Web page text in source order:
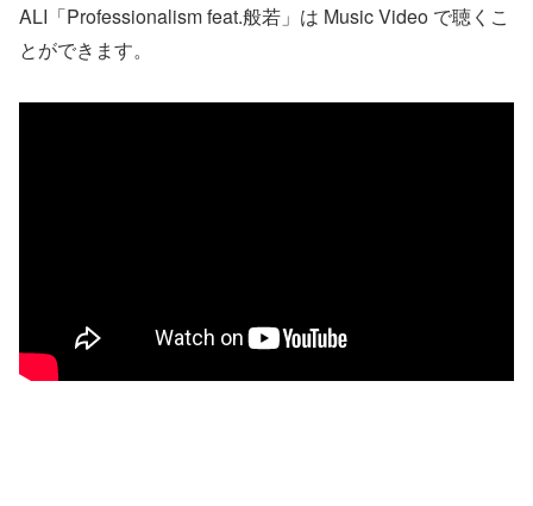
ALI「Professionalism feat.般若」は Music Video で聴くこ
とができます。